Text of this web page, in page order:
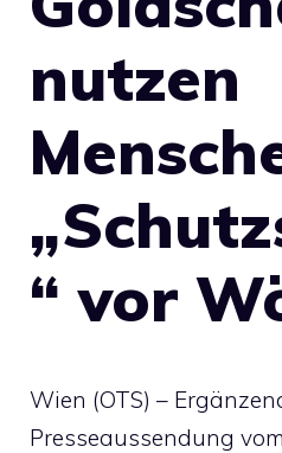
nutzen
“ vor
Wien (OTS) –
Presseaussendung